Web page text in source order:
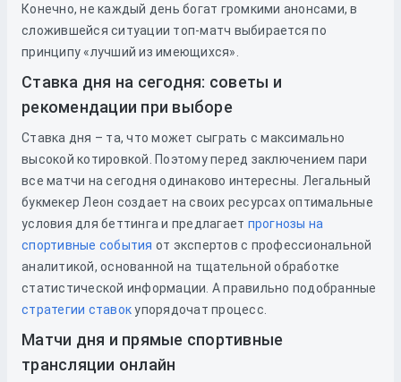
Конечно, не каждый день богат громкими анонсами, в
сложившейся ситуации топ-матч выбирается по
принципу «лучший из имеющихся».
Ставка дня на сегодня: советы и
рекомендации при выборе
Ставка дня – та, что может сыграть с максимально
высокой котировкой. Поэтому перед заключением пари
все матчи на сегодня одинаково интересны. Легальный
букмекер Леон создает на своих ресурсах оптимальные
условия для беттинга и предлагает прогнозы на
спортивные события от экспертов с профессиональной
аналитикой, основанной на тщательной обработке
статистической информации. А правильно подобранные
стратегии ставокупорядочат процесс.
Матчи дня и прямые спортивные
трансляции онлайн